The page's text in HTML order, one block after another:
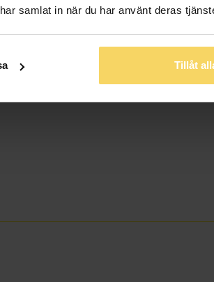
samlat in när du har använt deras
Tillåt